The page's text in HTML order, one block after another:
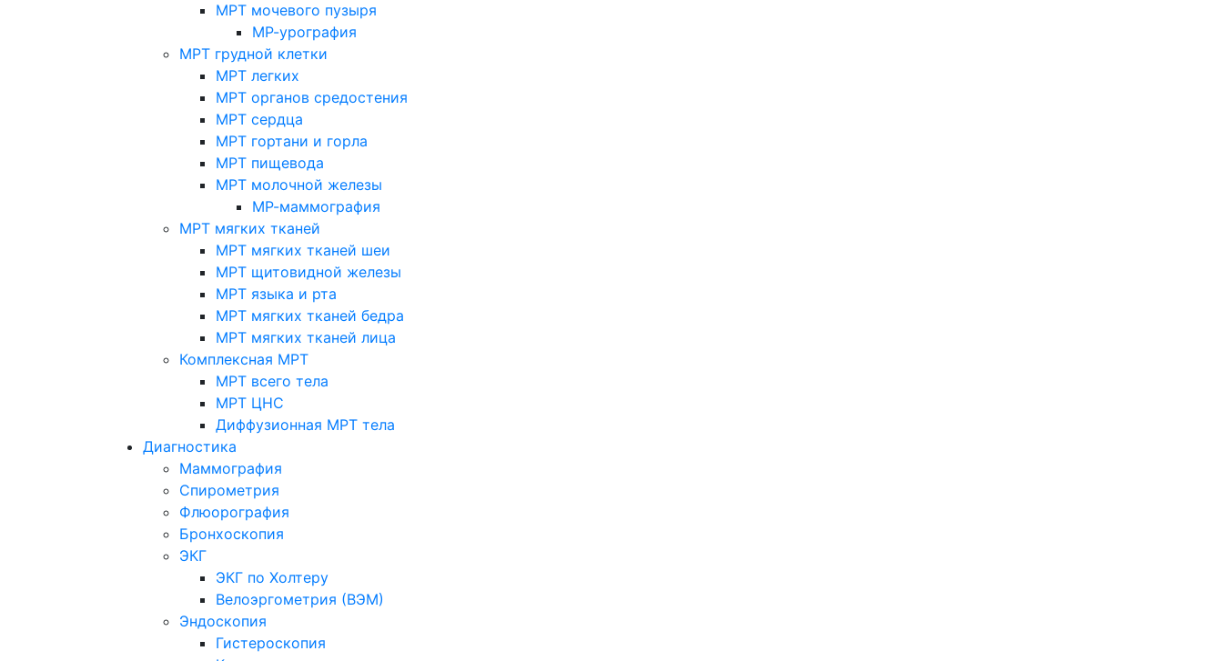
МРТ мочевого пузыря
МР-урография
МРТ грудной клетки
МРТ легких
МРТ органов средостения
МРТ сердца
МРТ гортани и горла
МРТ пищевода
МРТ молочной железы
МР-маммография
МРТ мягких тканей
МРТ мягких тканей шеи
МРТ щитовидной железы
МРТ языка и рта
МРТ мягких тканей бедра
МРТ мягких тканей лица
Комплексная МРТ
МРТ всего тела
МРТ ЦНС
Диффузионная МРТ тела
Диагностика
Маммография
Спирометрия
Флюорография
Бронхоскопия
ЭКГ
ЭКГ по Холтеру
Велоэргометрия (ВЭМ)
Эндоскопия
Гистероскопия